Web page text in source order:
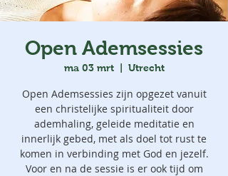
Open Ademsessies
ma 03 mrt
  |
Utrecht
Open Ademsessies zijn opgezet vanuit
een christelijke spiritualiteit door
ademhaling, geleide meditatie en
innerlijk gebed, met als doel tot rust te
komen in verbinding met God en jezelf.
Voor en na de sessie is er ook tijd om